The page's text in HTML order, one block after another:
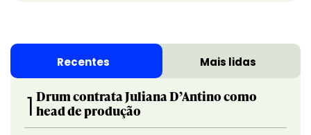
Recentes Mais lidas
1 Drum contrata Juliana D’Antino como
head de produção